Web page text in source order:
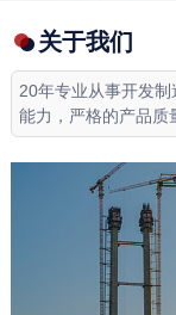
关于我们
20年专业从事开发
能力，严格的产品质